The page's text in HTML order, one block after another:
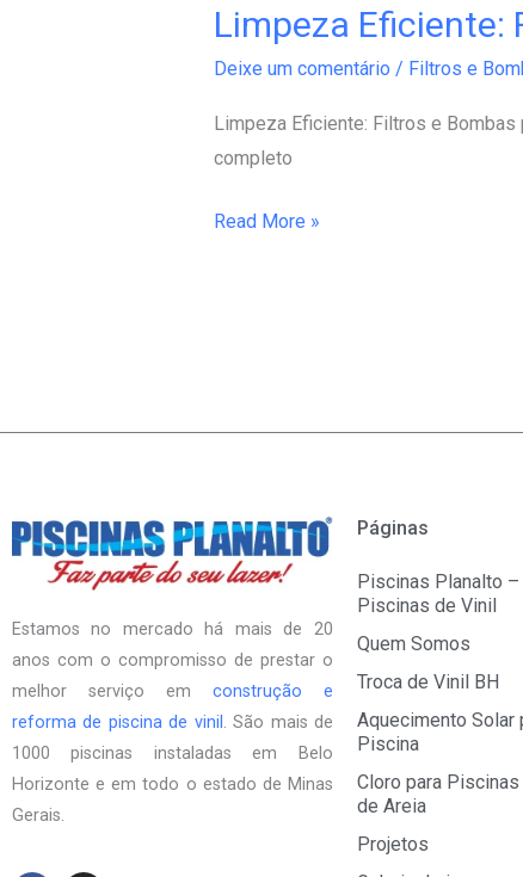
Limpeza Eficiente:
Deixe um comentário / Filtros e
Limpeza Eficiente: Filtros e
completo
Read More »
Estamos no mercado há mais de 20
anos com o compromisso de prestar o
melhor serviço em construção e
reforma de piscina de vinil . São mais de
1000 piscinas instaladas em Belo
Horizonte e em todo o estado de Minas
Gerais.
Páginas
Piscinas Planalto –
Piscinas de Vinil
Quem Somos
Troca de Vinil BH
Aquecimento Solar
Piscina
Cloro para Piscinas
de Areia
Projetos